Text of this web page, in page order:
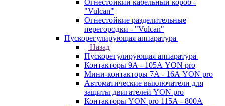
Огнестойкий кабельный короб -
"Vulcan"
Огнестойкие разделительные
перегородки - "Vulcan"
Пускорегулирующая аппаратура
Назад
Пускорегулирующая аппаратура
Контакторы 9А - 105А YON pro
Мини-контакторы 7А - 16А YON pro
Автоматические выключатели для
защиты двигателей YON pro
Контакторы YON pro 115А - 800А